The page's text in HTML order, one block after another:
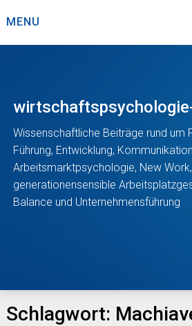
toMENU
Wissenschaftliche Beiträge rund um
Führung, Entwicklung,
Arbeitsmarktpsychologie, New Work,
generationensensible
Balance und Unternehmensführung
Schlagwort: